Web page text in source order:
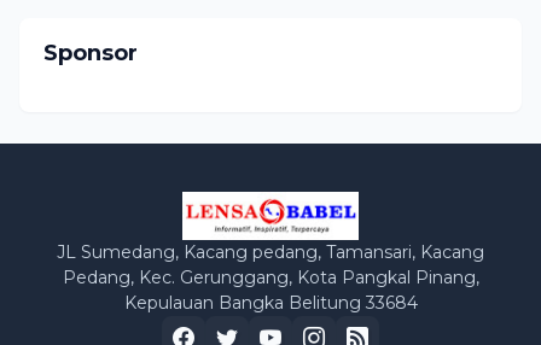
Sponsor
JL Sumedang, Kacang pedang, Tamansari, Kacang
Pedang, Kec. Gerunggang, Kota Pangkal Pinang,
Kepulauan Bangka Belitung 33684